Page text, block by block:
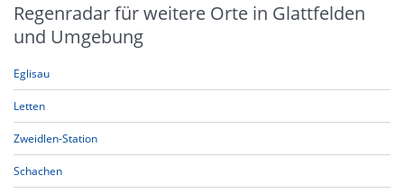
Regenradar für weitere Orte in Glattfelden
und Umgebung
Eglisau
Letten
Zweidlen-Station
Schachen